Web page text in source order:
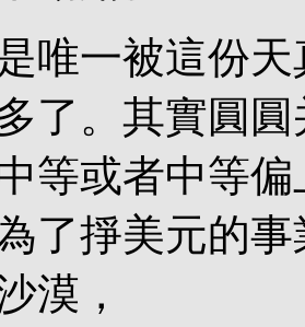
唯一被這份
了。其實圓圓
等或者中等
了掙美元的事
漠，